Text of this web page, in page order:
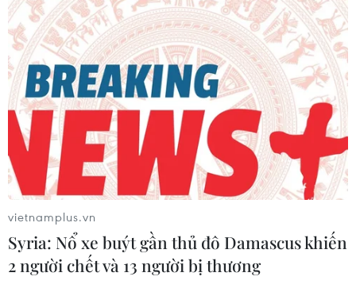
vietnamplus.vn
Syria: Nổ xe buýt gần thủ đô Damascus khiến
2 người chết và 13 người bị thương